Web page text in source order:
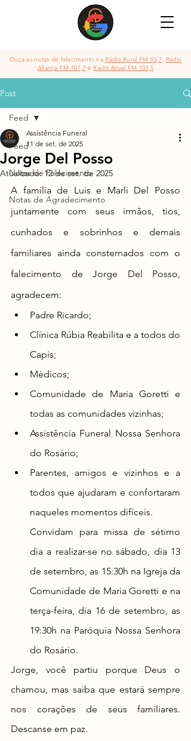
Ouça as notas de falecimento na Rádio Rural FM 93,7, Rádio
Aliança FM 101,7 e Rádio Atual FM 103,5
Post
Feed
Notas de Falecimento
Notas de Agradecimento
Feed
Jorge Del Posso
Assistência Funeral
11 de set. de 2025
Atualizado:12 de set. de 2025
A família de Luis e Marli Del Posso
juntamente com seus irmãos, tios,
cunhados e sobrinhos e demais
familiares ainda consternados com o
falecimento de Jorge Del Posso,
agradecem:
Padre Ricardo;
Clínica Rúbia Reabilita e a todos do
Capis;
Médicos;
Comunidade de Maria Goretti e
todas as comunidades vizinhas;
Assistência Funeral Nossa Senhora
do Rosário;
Parentes, amigos e vizinhos e a
todos que ajudaram e confortaram
naqueles momentos difíceis.
Convidam para missa de sétimo
dia a realizar-se no sábado, dia 13
de setembro, as 15:30h na Igreja da
Comunidade de Maria Goretti e na
terça-feira, dia 16 de setembro, as
19:30h na Paróquia Nossa Senhora
do Rosário.
Jorge, você partiu porque Deus o
chamou, mas saiba que estará sempre
nos corações de seus familiares.
Descanse em paz.